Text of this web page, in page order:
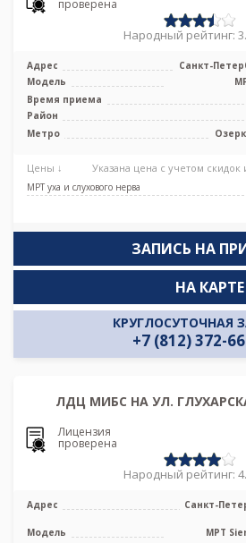
проверена
Народный рейтинг:
Адрес
Санкт-
Модель
Время приема
Район
Метро
Цены ↓ Указана цена с учетом скидок
МРТ уха и слухового нерва
ЗАПИСЬ НА
КРУГЛОСУТОЧНАЯ
+7 (812) 372-
НА КАРТЕ
ЛДЦ МИБС НА УЛ.
Лицензия
проверена
Народный рейтинг:
Адрес
Санкт-
Модель
МРТ